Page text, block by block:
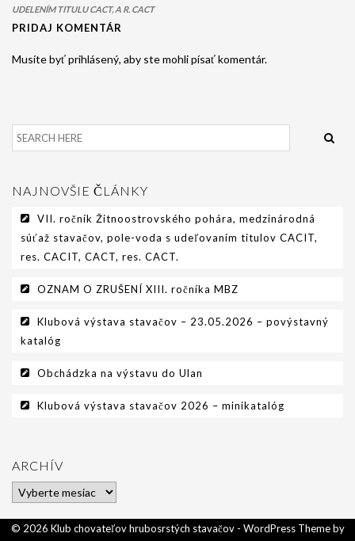
UDELENÍM TITULU CACT, A R. CACT
PRIDAJ KOMENTÁR
Musíte byť prihlásený, aby ste mohli písať komentár.
NAJNOVŠIE ČLÁNKY
VII. ročník Žitnoostrovského pohára, medzinárodná
súťaž stavačov, pole-voda s udeľovaním titulov CACIT,
res. CACIT, CACT, res. CACT.
OZNAM O ZRUŠENÍ XIII. ročníka MBZ
Klubová výstava stavačov – 23.05.2026 – povýstavný
katalóg
Obchádzka na výstavu do Ulan
Klubová výstava stavačov 2026 – minikatalóg
ARCHÍV
Archív
© 2026 Klub chovateľov hrubosrstých stavačov - WordPress Theme by